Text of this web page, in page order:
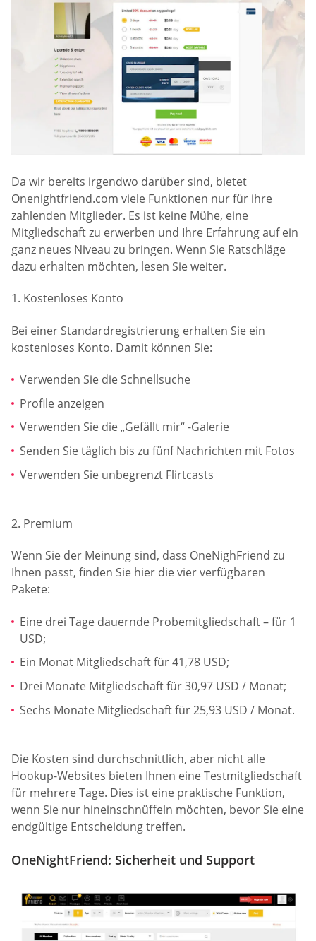
Da wir bereits irgendwo darüber sind, bietet
Onenightfriend.com viele Funktionen nur für ihre
zahlenden Mitglieder. Es ist keine Mühe, eine
Mitgliedschaft zu erwerben und Ihre Erfahrung auf ein
ganz neues Niveau zu bringen. Wenn Sie Ratschläge
dazu erhalten möchten, lesen Sie weiter.
1. Kostenloses Konto
Bei einer Standardregistrierung erhalten Sie ein
kostenloses Konto. Damit können Sie:
Verwenden Sie die Schnellsuche
Profile anzeigen
Verwenden Sie die „Gefällt mir“ -Galerie
Senden Sie täglich bis zu fünf Nachrichten mit Fotos
Verwenden Sie unbegrenzt Flirtcasts
2. Premium
Wenn Sie der Meinung sind, dass OneNighFriend zu
Ihnen passt, finden Sie hier die vier verfügbaren
Pakete:
Eine drei Tage dauernde Probemitgliedschaft – für 1
USD;
Ein Monat Mitgliedschaft für 41,78 USD;
Drei Monate Mitgliedschaft für 30,97 USD / Monat;
Sechs Monate Mitgliedschaft für 25,93 USD / Monat.
Die Kosten sind durchschnittlich, aber nicht alle
Hookup-Websites bieten Ihnen eine Testmitgliedschaft
für mehrere Tage. Dies ist eine praktische Funktion,
wenn Sie nur hineinschnüffeln möchten, bevor Sie eine
endgültige Entscheidung treffen.
OneNightFriend: Sicherheit und Support